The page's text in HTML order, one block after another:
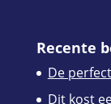
Recente
De
Dit kost